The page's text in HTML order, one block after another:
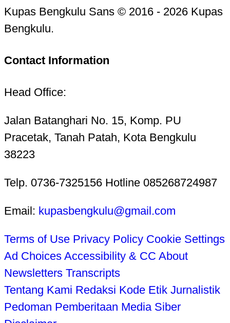
Kupas Bengkulu Sans © 2016 - 2026 Kupas
Bengkulu.
Contact Information
Head Office:
Jalan Batanghari No. 15, Komp. PU
Pracetak, Tanah Patah, Kota Bengkulu
38223
Telp. 0736-7325156 Hotline 085268724987
Email: kupasbengkulu@gmail.com
Terms of Use Privacy Policy Cookie Settings
Ad Choices Accessibility & CC About
Newsletters Transcripts
Tentang Kami Redaksi Kode Etik Jurnalistik
Pedoman Pemberitaan Media Siber